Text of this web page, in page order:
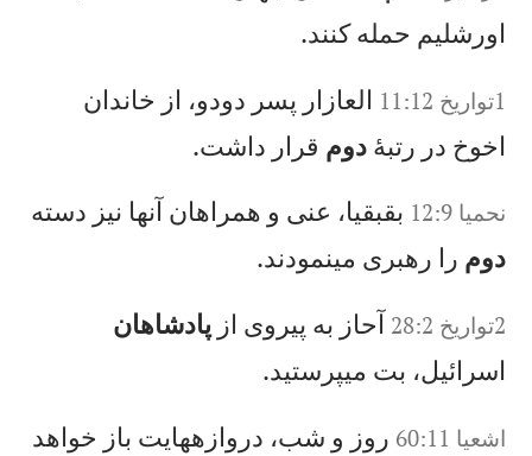
اورشليم حمله كنند.
1تواريخ 11:12
العازار پسر دودو، از خاندان
اخوخ در رتبهٔدوم قرار داشت.
نحميا 12:9
بقبقيا، عنی و همراهان آنها نيز دسته
دوم را رهبری مینمودند.
2تواريخ 28:2 آحاز به پيروی ازپادشاهان
اسرائيل، بت میپرستيد.
اشعيا 60:11
روز و شب، دروازههايت باز خواهد